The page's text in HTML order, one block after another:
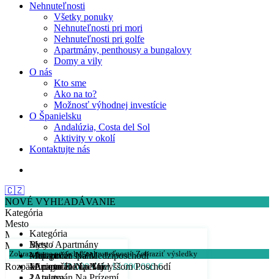
Nehnuteľnosti
Všetky ponuky
Nehnuteľnosti pri mori
Nehnuteľnosti pri golfe
Apartmány, penthousy a bungalovy
Domy a vily
O nás
Kto sme
Ako na to?
Možnosť výhodnej investície
O Španielsku
Andalúzia, Costa del Sol
Aktivity v okolí
Kontaktujte nás
🇨🇿
NOVÉ VYHĽADÁVANIE
Kategória
Kategória
Byty / Apartmány
- Apartmán Na Medziposchodí
- Apartmán Na Najvyššom Poschodí
Mesto
Mesto
Malaga
- Arroyo De La Miel
Min. počet spálni
Min. počet spálni
1
Min. počet kúpeľní
Min. počet kúpeľní
Rozpätie cien: 10.000 € do 12.000.000 €
Zobrazujeme prvých0nehnuteľností.Zobraziť výsledky